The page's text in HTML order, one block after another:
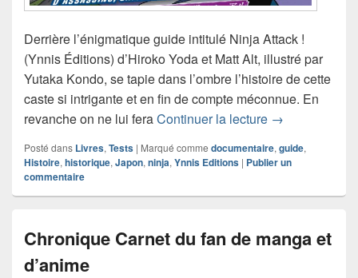
Derrière l’énigmatique guide intitulé Ninja Attack !
(Ynnis Éditions) d’Hiroko Yoda et Matt Alt, illustré par
Yutaka Kondo, se tapie dans l’ombre l’histoire de cette
caste si intrigante et en fin de compte méconnue. En
revanche on ne lui feraContinuer la lecture Chronique
→
Posté dans Livres, Tests | Marqué comme documentaire, guide,
Histoire, historique, Japon, ninja, Ynnis Editions | Publier un
commentaire
Chronique Carnet du fan de manga et
d’anime